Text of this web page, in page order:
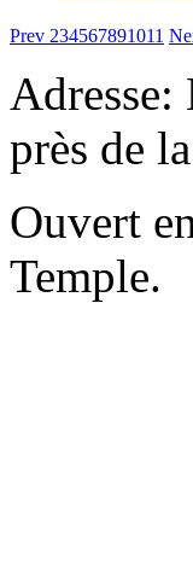
Prev 234567891011
près de
Ouvert
Temple.